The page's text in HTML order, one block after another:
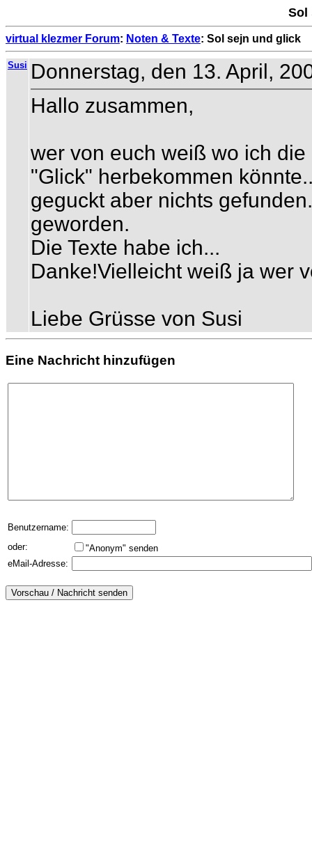
Sol
virtual klezmer Forum: Noten & Texte: Sol sejn und glick
Susi Donnerstag, den 13. April,
Hallo zusammen,
wer von euch weiß wo ich
"Glick" herbekommen
geguckt aber nichts
geworden.
Die Texte habe ich...
Danke!Vielleicht weiß ja wer
Liebe Grüsse von Susi
Eine Nachricht hinzufügen
Benutzername:
oder:
"Anonym" senden
eMail-Adresse: